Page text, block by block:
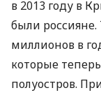
в 2013 году в
были
миллионов в
которые
полуостров.